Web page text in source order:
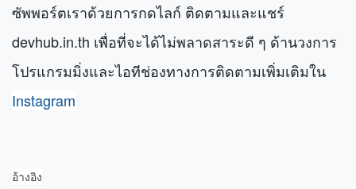
ซัพพอร์ตเราด้วยการกดไลก์ ติดตามและแชร์
devhub.in.th เพื่อที่จะได้ไม่พลาดสาระดี ๆ ด้านวงการ
โปรแกรมมิ่งและไอทีช่องทางการติดตามเพิ่มเติมใน
Instagram
อ้างอิง